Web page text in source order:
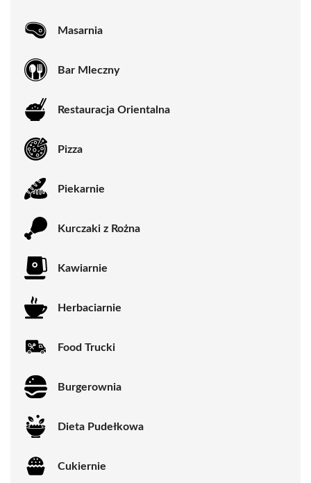
Masarnia
Bar Mleczny
Restauracja Orientalna
Pizza
Piekarnie
Kurczaki z Rożna
Kawiarnie
Herbaciarnie
Food Trucki
Burgerownia
Dieta Pudełkowa
Cukiernie